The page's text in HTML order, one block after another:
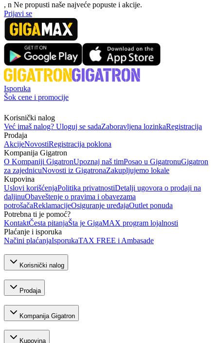
, n Ne propusti naše najveće popuste i akcije.
Prijavi se
Isporuka
Šok cene i promocije
Korisnički nalog
Već imaš nalog? Uloguj se sadaZaboravljena lozinkaRegistracija
Prodaja
AkcijeNovostiRegistracija poklona
Kompanija Gigatron
O Kompaniji GigatronUpoznaj naš timPosao u GigatronuGigatron
za zajednicuNovosti iz GigatronaZakupljujemo lokale
Kupovina
Uslovi korišćenjaPolitika privatnostiDetalji ugovora o prodaji na
daljinuObaveštenje o pravima i obavezama
potrošačaReklamacijeOsiguranje uređajaOutlet ponuda
Potrebna ti je pomoć?
KontaktČesta pitanjaŠta je GigaMAX program lojalnosti
Plaćanje i isporuka
Načini plaćanjaIsporukaTAX FREE i Ambasade
Korisnički nalog
Prodaja
Kompanija Gigatron
Kupovina